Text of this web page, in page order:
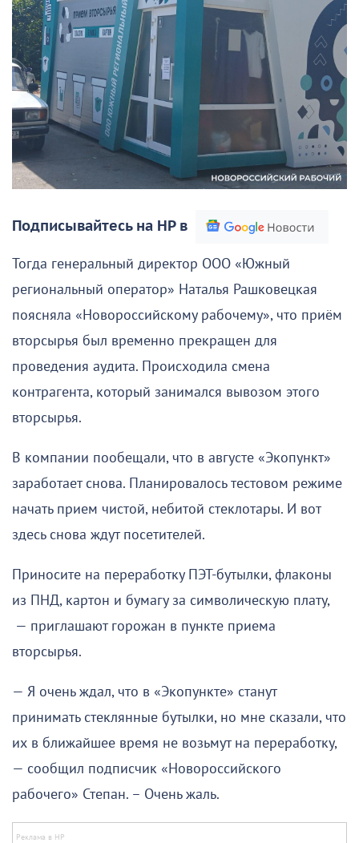
Подписывайтесь на НР в
Тогда генеральный директор ООО «Южный
региональный оператор» Наталья Рашковецкая
поясняла «Новороссийскому рабочему», что приём
вторсырья был временно прекращен для
проведения аудита. Происходила смена
контрагента, который занимался вывозом этого
вторсырья.
В компании пообещали, что в августе «Экопункт»
заработает снова. Планировалось тестовом режиме
начать прием чистой, небитой стеклотары. И вот
здесь снова ждут посетителей.
Приносите на переработку ПЭТ-бутылки, флаконы
из ПНД, картон и бумагу за символическую плату,
— приглашают горожан в пункте приема
вторсырья.
— Я очень ждал, что в «Экопункте» станут
принимать стеклянные бутылки, но мне сказали, что
их в ближайшее время не возьмут на переработку,
— сообщил подписчик «Новороссийского
рабочего» Степан. – Очень жаль.